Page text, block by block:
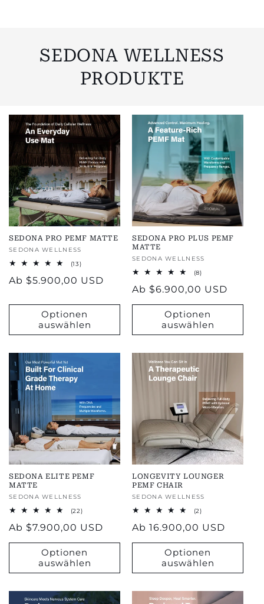
SEDONA WELLNESS
PRODUKTE
SEDONA PRO PEMF MATTE
Anbieter:
SEDONA WELLNESS
(13)13
reviews
Regulärer
Ab $5.900,00 USD
Optionen
auswählen
SEDONA PRO PLUS PEMF
MATTE
Anbieter:
SEDONA WELLNESS
(8)8
insgesamt
Regulärer
Preis
Ab $6.900,00 USD
Optionen
auswählen
SEDONA ELITE PEMF
MATTE
Anbieter:
SEDONA WELLNESS
(22)22
reviews
Regulärer
Preis
Ab $7.900,00 USD
Optionen
auswählen
LONGEVITY LOUNGER
PEMF CHAIR
Anbieter:
SEDONA WELLNESS
(2)2
reviews
Regulärer
Preis
Ab 16.900,00 USD
Optionen
auswählen